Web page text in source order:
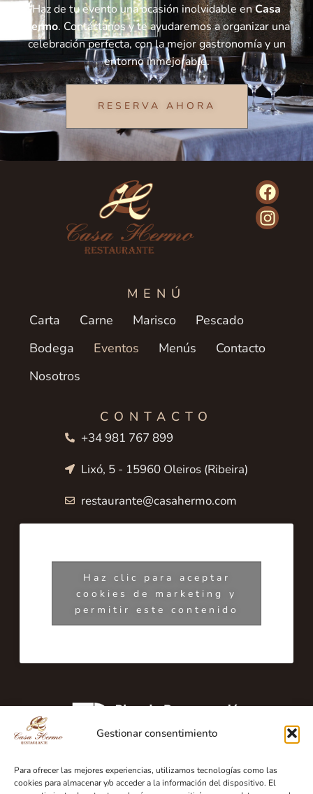
Gestionar consentimiento
Para ofrecer las mejores experiencias, utilizamos tecnologías como las
cookies para almacenar y/o acceder a la información del dispositivo. El
Haz de tu evento una ocasión inolvidable enCasa
Hermo. Contáctanos y te ayudaremos a organizar una
celebración perfecta, con la mejor gastronomía y un
entorno inmejorable.
RESERVA AHORA
MENÚ
Carta
Carne Marisco
Pescado
Bodega
Eventos Menús
Contacto
Nosotros
CONTACTO
+34 981 767 899
Lixó, 5 - 15960 Oleiros (Ribeira)
restaurante@casahermo.com
Haz clic para aceptar
cookies de marketing y
permitir este contenido